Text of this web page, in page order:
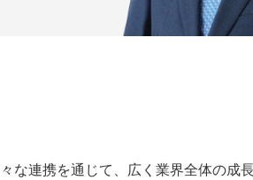
な連携を通じて、広く業界全体の成